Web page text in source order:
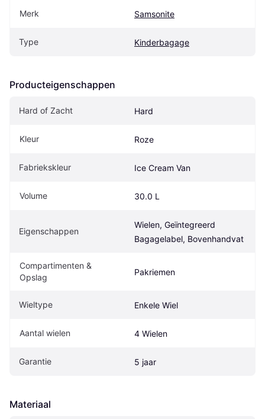
Merk Samsonite
Type Kinderbagage
Producteigenschappen
Hard of Zacht Hard
Kleur Roze
Fabriekskleur Ice Cream Van
Volume 30.0 L
Eigenschappen
Wielen, Geïntegreerd
Bagagelabel, Bovenhandvat
Compartimenten &
Opslag
Pakriemen
Wieltype Enkele Wiel
Aantal wielen 4 Wielen
Garantie 5 jaar
Materiaal